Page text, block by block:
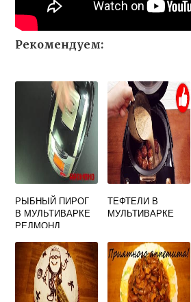
Рекомендуем:
РЫБНЫЙ ПИРОГ
В МУЛЬТИВАРКЕ
РЕДМОНД
ТЕФТЕЛИ В
МУЛЬТИВАРКЕ